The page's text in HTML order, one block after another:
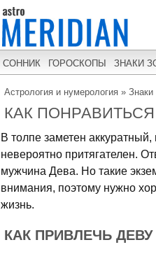
СОННИК ГОРОСКОПЫ ЗНАКИ
Астрология и нумерология » Знаки
КАК
В толпе заметен
невероятно притягателен.
мужчина Дева. Но такие
внимания, поэтому нужно
жизнь.
КАК ПРИВЛЕЧЬ